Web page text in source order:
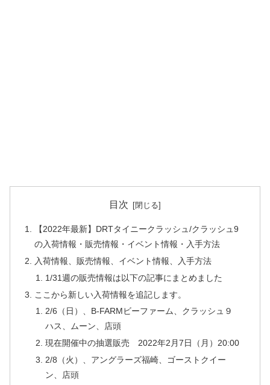
目次
【2022年最新】DRTタイニークラッシュ/クラッシュ9
の入荷情報・販売情報・イベント情報・入手方法
入荷情報、販売情報、イベント情報、入手方法
1/31週の販売情報は以下の記事にまとめました
ここから新しい入荷情報を追記します。
2/6（日）、B-FARMビーファーム、クラッシュ９
ハス、ムーン、店頭
現在開催中の抽選販売 2022年2月7日（月）20:00
2/8（火）、アングラーズ福崎、ゴーストクイー
ン、店頭